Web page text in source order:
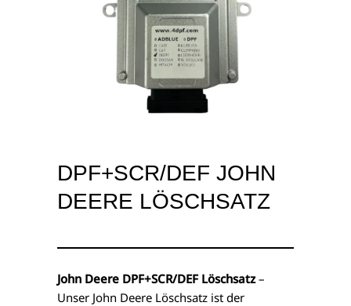
DPF+SCR/DEF JOHN
DEERE LÖSCHSATZ
John Deere DPF+SCR/DEF Löschsatz–
Unser John Deere Löschsatz ist der